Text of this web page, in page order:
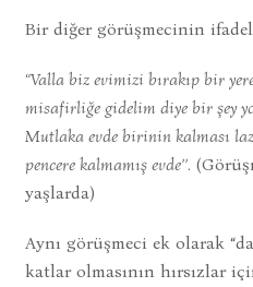
Bir diğer görüşmecinin
“Valla biz evimizi bırakıp bir
misafirliğe gidelim diye bir şey
Mutlaka evde birinin kalması
pencere kalmamış evde’’.
yaşlarda)
Aynı görüşmeci ek olarak
katlar olmasının hırsızlar